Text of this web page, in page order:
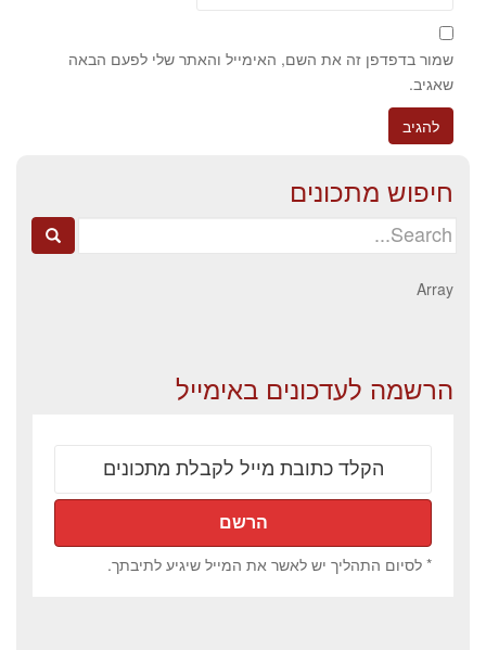
שמור בדפדפן זה את השם, האימייל והאתר שלי לפעם הבאה
שאגיב.
חיפוש מתכונים
Search
Array
הרשמה לעדכונים באימייל
* לסיום התהליך יש לאשר את המייל שיגיע לתיבתך.